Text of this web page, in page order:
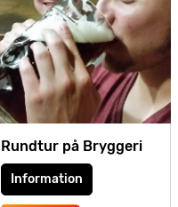
Rundtur på Bryggeri
Information